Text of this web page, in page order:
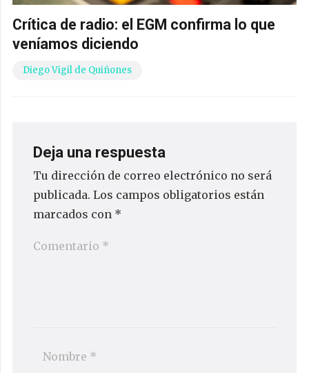
Crítica de radio: el EGM confirma lo que
veníamos diciendo
Diego Vigil de Quiñones
Deja una respuesta
Tu dirección de correo electrónico no será
publicada. Los campos obligatorios están
marcados con *